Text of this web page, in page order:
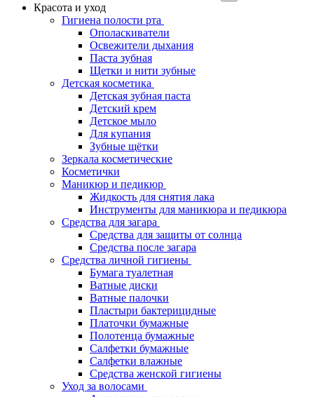
Красота и уход
Гигиена полости рта
Ополаскиватели
Освежители дыхания
Паста зубная
Щетки и нити зубные
Детская косметика
Детская зубная паста
Детский крем
Детское мыло
Для купания
Зубные щётки
Зеркала косметические
Косметички
Маникюр и педикюр
Жидкость для снятия лака
Инструменты для маникюра и педикюра
Средства для загара
Средства для защиты от солнца
Средства после загара
Средства личной гигиены
Бумага туалетная
Ватные диски
Ватные палочки
Пластыри бактерицидные
Платочки бумажные
Полотенца бумажные
Салфетки бумажные
Салфетки влажные
Средства женской гигиены
Уход за волосами